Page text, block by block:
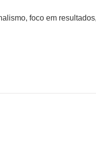
a diretoria
foco em
com a vida familiar